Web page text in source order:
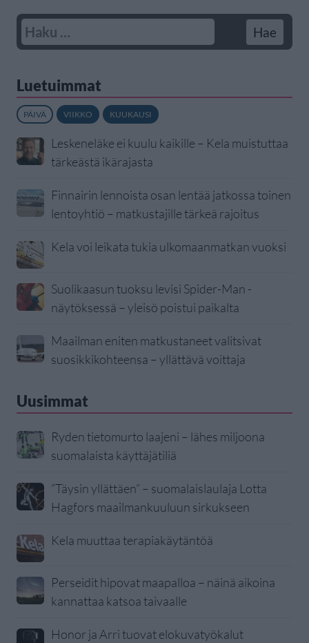
Luetuimmat
PÄIVÄ VIIKKO KUUKAUSI
Leskeneläke ei kuulu kaikille – Kela muistuttaa
tärkeästä ikärajasta
Finnairin lennoista osan lentää jatkossa toinen
lentoyhtiö – matkustajille tärkeä rajoitus
Kela voi leikata tukia ulkomaanmatkan vuoksi
Suolikaasun tuoksu levisi Spider-Man -
näytöksessä – yleisö poistui paikalta
Maailman eniten matkustaneet valitsivat
suosikkikohteensa – yllättävä voittaja
Uusimmat
Ryden tietomurto laajeni – lähes miljoona
suomalaista käyttäjätiliä
”Täysin yllättäen” – suomalaislaulaja Lotta
Hagfors maailmankuuluun sirkukseen
Kela muuttaa terapiakäytäntöä
Perseidit hipovat maapalloa – näinä aikoina
kannattaa katsoa taivaalle
Honor ja Arri tuovat elokuvatyökalut